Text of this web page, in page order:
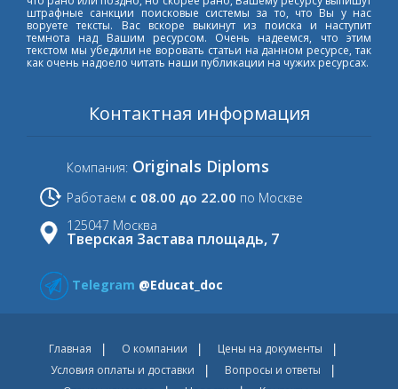
штрафные санкции поисковые системы за то, что Вы у нас
воруете тексты. Вас вскоре выкинут из поиска и наступит
темнота над Вашим ресурсом. Очень надеемся, что этим
текстом мы убедили не воровать статьи на данном ресурсе, так
как очень надоело читать наши публикации на чужих ресурсах.
Контактная информация
Компания: Originals Diploms
Работаем с 08.00 до 22.00 по Москве
125047 Москва
Тверская Застава площадь, 7
Telegram @Educat_doc
Главная О компании
Цены на документы
Условия оплаты и доставки
Вопросы и ответы